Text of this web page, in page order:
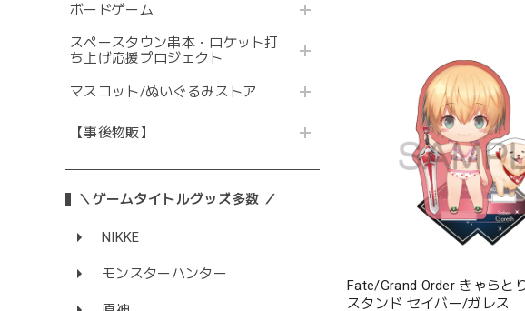
ボードゲーム
スペースタウン串本・ロケット打
ち上げ応援プロジェクト
マスコット/ぬいぐるみストア
【事後物販】
＼ゲームタイトルグッズ多数 ／
NIKKE
モンスターハンター
Fate/Grand Order きゃらと
スタンド セイバー/ガレス